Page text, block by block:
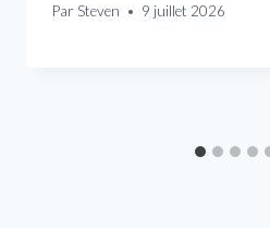
Par Steven 9 juillet 2026